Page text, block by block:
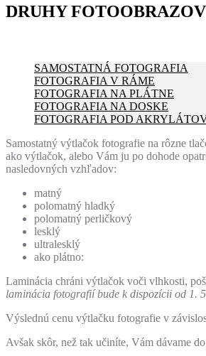
DRUHY FOTOOBRAZOV
SAMOSTATNÁ FOTOGRAFIA
FOTOGRAFIA V RÁME
FOTOGRAFIA NA PLÁTNE
FOTOGRAFIA NA DOSKE
FOTOGRAFIA POD
Samostatný výtlačok fotografie na rôzne
ako výtlačok, alebo Vám ju po dohode
nasledovných vzhľadov:
matný
polomatný hladký
polomatný perličkový
lesklý
ultralesklý
ako plátno:
Laminácia chráni výtlačok voči vlhkosti,
laminácia fotografií bude k dispozícii od 1.
Výslednú cenu výtlačku fotografie v
Avšak skôr, než tak učiníte, Vám dávame